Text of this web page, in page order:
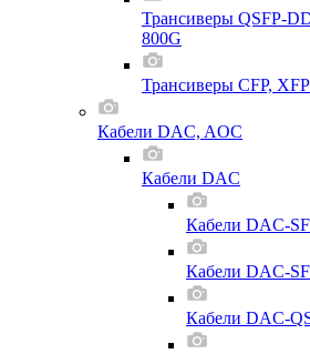
Трансиверы QSFP-
800G
Трансиверы CFP,
Кабели DAC, AOC
Кабели DAC
Кабели DAC-
Кабели DAC-
Кабели DAC-